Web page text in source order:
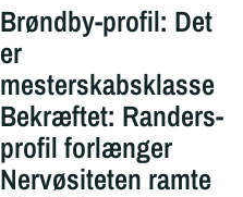
Brøndby-profil: Det
er
mesterskabsklasse
Bekræftet: Randers-
profil forlænger
Nervøsiteten ramte